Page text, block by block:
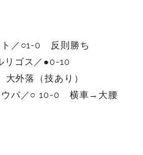
ト／○1-0 反則勝ち
リゴス／●0-10
外落（技あり）
ウバ／○ 10-0 横車→大腰